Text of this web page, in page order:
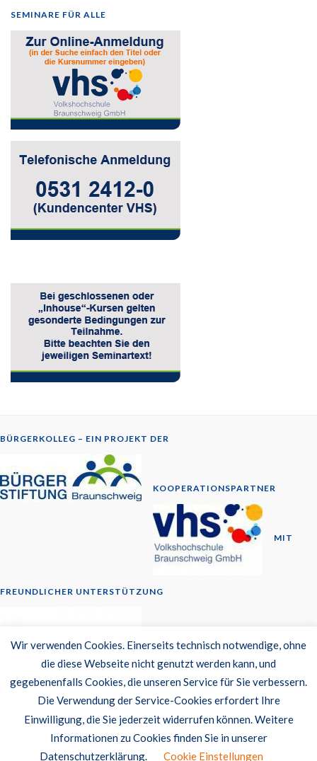
SEMINARE FÜR ALLE
BÜRGERKOLLEG – EIN PROJEKT DER
KOOPERATIONSPARTNER
MIT
FREUNDLICHER UNTERSTÜTZUNG
© 2014-2026
Newsletter
Datenschutzerklärung
Wir verwenden Cookies. Einerseits technisch notwendige, ohne
die diese Webseite nicht genutzt werden kann, und
gegebenenfalls Cookies, die unseren Service für Sie verbessern.
Die Verwendung der Service-Cookies erfordert Ihre
Einwilligung, die Sie jederzeit widerrufen können. Weitere
Informationen zu Cookies finden Sie in unserer
Datenschutzerklärung.
Cookie Einstellungen